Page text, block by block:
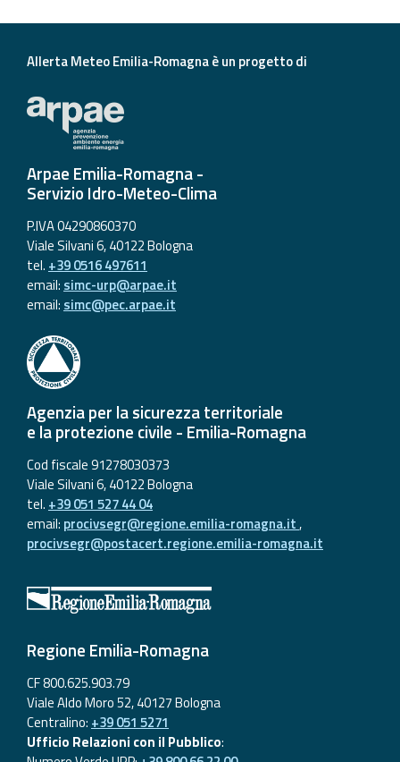
Allerta Meteo Emilia-Romagna è un progetto di
Arpae Emilia-Romagna -
Servizio Idro-Meteo-Clima
P.IVA 04290860370
Viale Silvani 6, 40122 Bologna
tel. +39 0516 497611
email: simc-urp@arpae.it
email: simc@pec.arpae.it
Agenzia per la sicurezza territoriale
e la protezione civile - Emilia-Romagna
Cod fiscale 91278030373
Viale Silvani 6, 40122 Bologna
tel. +39 051 527 44 04
email: procivsegr@regione.emilia-romagna.it,
procivsegr@postacert.regione.emilia-romagna.it
Regione Emilia-Romagna
CF 800.625.903.79
Viale Aldo Moro 52, 40127 Bologna
Centralino: +39 051 5271
Ufficio Relazioni con il Pubblico: